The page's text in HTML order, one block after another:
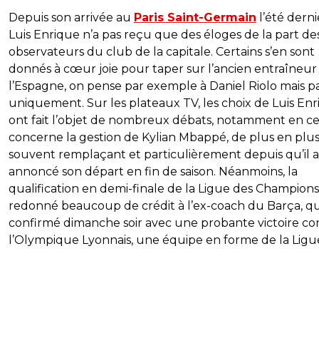
Depuis son arrivée au Paris Saint-Germain l’été
Luis Enrique n’a pas reçu que des éloges de la part
observateurs du club de la capitale. Certains s’en sont
donnés à cœur joie pour taper sur l’ancien entraîneur
l’Espagne, on pense par exemple à Daniel Riolo mais
uniquement. Sur les plateaux TV, les choix de Luis
ont fait l’objet de nombreux débats, notamment en
concerne la gestion de Kylian Mbappé, de plus en plus
souvent remplaçant et particulièrement depuis qu’il a
annoncé son départ en fin de saison. Néanmoins, la
qualification en demi-finale de la Ligue des
redonné beaucoup de crédit à l’ex-coach du Barça,
confirmé dimanche soir avec une probante victoire
l’Olympique Lyonnais, une équipe en forme de la